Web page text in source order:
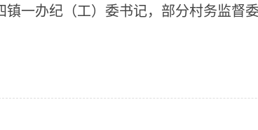
一办纪（工）委书记，部分村务监督